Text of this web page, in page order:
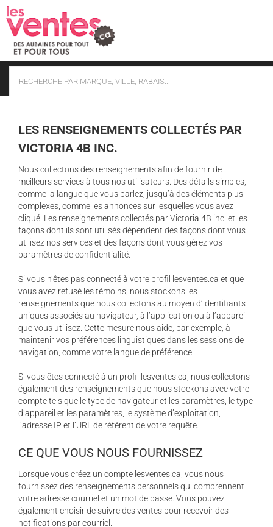
Skip
to
content
LES RENSEIGNEMENTS COLLECTÉS PAR
VICTORIA 4B INC.
Nous collectons des renseignements afin de fournir de
meilleurs services à tous nos utilisateurs. Des détails simples,
comme la langue que vous parlez, jusqu’à des éléments plus
complexes, comme les annonces sur lesquelles vous avez
cliqué. Les renseignements collectés par Victoria 4B inc. et les
façons dont ils sont utilisés dépendent des façons dont vous
utilisez nos services et des façons dont vous gérez vos
paramètres de confidentialité.
Si vous n’êtes pas connecté à votre profil lesventes.ca et que
vous avez refusé les témoins, nous stockons les
renseignements que nous collectons au moyen d’identifiants
uniques associés au navigateur, à l’application ou à l’appareil
que vous utilisez. Cette mesure nous aide, par exemple, à
maintenir vos préférences linguistiques dans les sessions de
navigation, comme votre langue de préférence.
Si vous êtes connecté à un profil lesventes.ca, nous collectons
également des renseignements que nous stockons avec votre
compte tels que le type de navigateur et les paramètres, le type
d’appareil et les paramètres, le système d’exploitation,
l’adresse IP et l’URL de référent de votre requête.
CE QUE VOUS NOUS FOURNISSEZ
Lorsque vous créez un compte lesventes.ca, vous nous
fournissez des renseignements personnels qui comprennent
votre adresse courriel et un mot de passe. Vous pouvez
également choisir de suivre des ventes pour recevoir des
notifications par courriel.